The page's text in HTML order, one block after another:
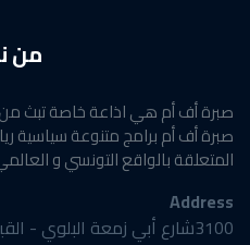
من
صبرة أف أم هي اذاعة خاصة تبث
صبرة أف أم برامج متنوعة سياسية
المتعلقة بالواقع التونسي و
Address
3100شارع أبي زمعة البلوي - القيروان الشمالية - القيروان